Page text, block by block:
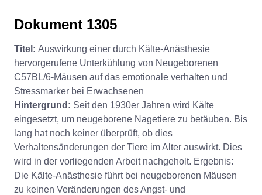
Dokument 1305
Titel: Auswirkung einer durch Kälte-Anästhesie
hervorgerufene Unterkühlung von Neugeborenen
C57BL/6-Mäusen auf das emotionale verhalten und
Stressmarker bei Erwachsenen
Hintergrund: Seit den 1930er Jahren wird Kälte
eingesetzt, um neugeborene Nagetiere zu betäuben. Bis
lang hat noch keiner überprüft, ob dies
Verhaltensänderungen der Tiere im Alter auswirkt. Dies
wird in der vorliegenden Arbeit nachgeholt. Ergebnis:
Die Kälte-Anästhesie führt bei neugeborenen Mäusen
zu keinen Veränderungen des Angst- und